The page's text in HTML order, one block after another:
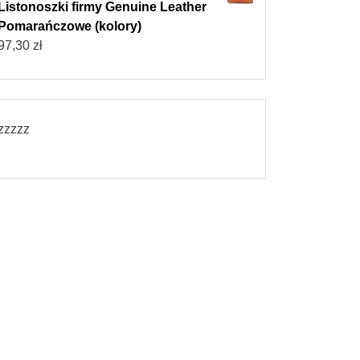
firmy Genuine Leather
(kolory)
zł